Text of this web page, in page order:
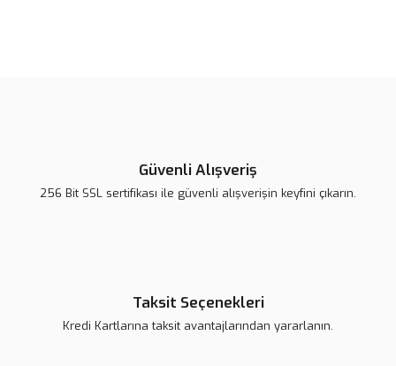
Güvenli Alışveriş
256 Bit SSL sertifikası ile güvenli alışverişin keyfini çıkarın.
Taksit Seçenekleri
Kredi Kartlarına taksit avantajlarından yararlanın.